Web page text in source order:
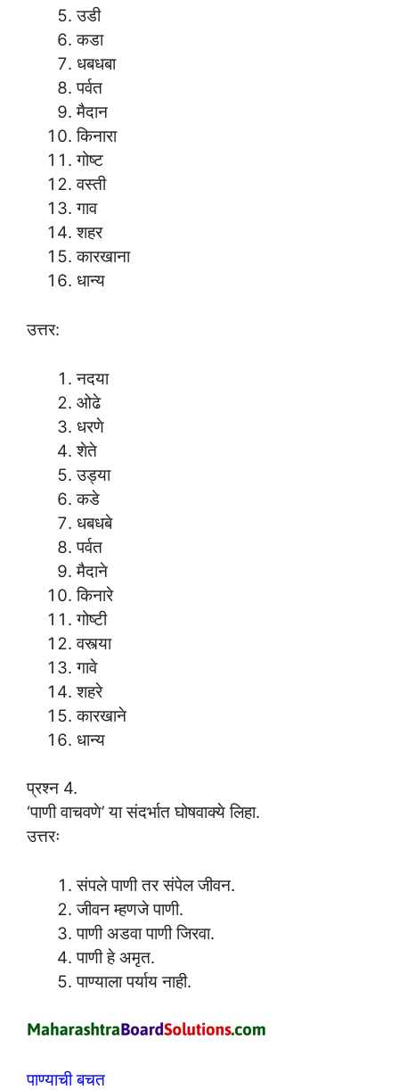
उडी
कडा
धबधबा
पर्वत
मैदान
किनारा
गोष्ट
वस्ती
गाव
शहर
कारखाना
धान्य
उत्तर:
नदया
ओढे
धरणे
शेते
उड्या
कडे
धबधबे
पर्वत
मैदाने
किनारे
गोष्टी
वस्त्या
गावे
शहरे
कारखाने
धान्य
प्रश्न 4.
‘पाणी वाचवणे’ या संदर्भात घोषवाक्ये लिहा.
उत्तरः
संपले पाणी तर संपेल जीवन.
जीवन म्हणजे पाणी.
पाणी अडवा पाणी जिरवा.
पाणी हे अमृत.
पाण्याला पर्याय नाही.
पाण्याची बचत